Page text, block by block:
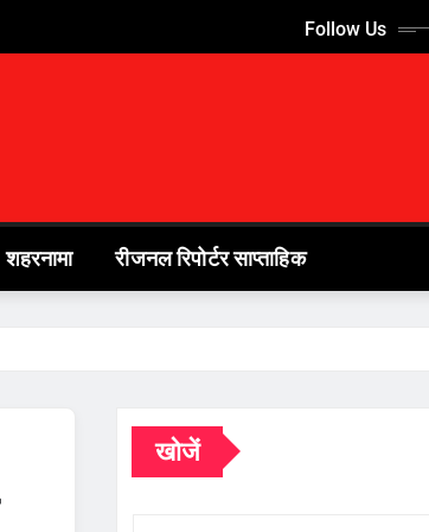
Follow Us
शहरनामा रीजनल रिपोर्टर साप्ताहिक
खोजें